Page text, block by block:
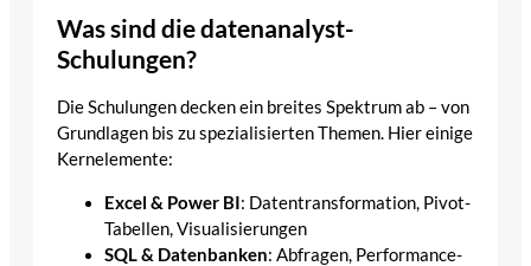
Was sind die datenanalyst-
Schulungen?
Die Schulungen decken ein breites Spektrum ab – von
Grundlagen bis zu spezialisierten Themen. Hier einige
Kernelemente:
Excel & Power BI: Datentransformation, Pivot-
Tabellen, Visualisierungen
SQL & Datenbanken: Abfragen, Performance-